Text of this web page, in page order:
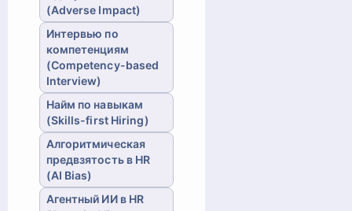
(Adverse Impact)
Интервью по
компетенциям
(Competency-based
Interview)
Найм по навыкам
(Skills-first Hiring)
Алгоритмическая
предвзятость в HR
(AI Bias)
Агентный ИИ в HR